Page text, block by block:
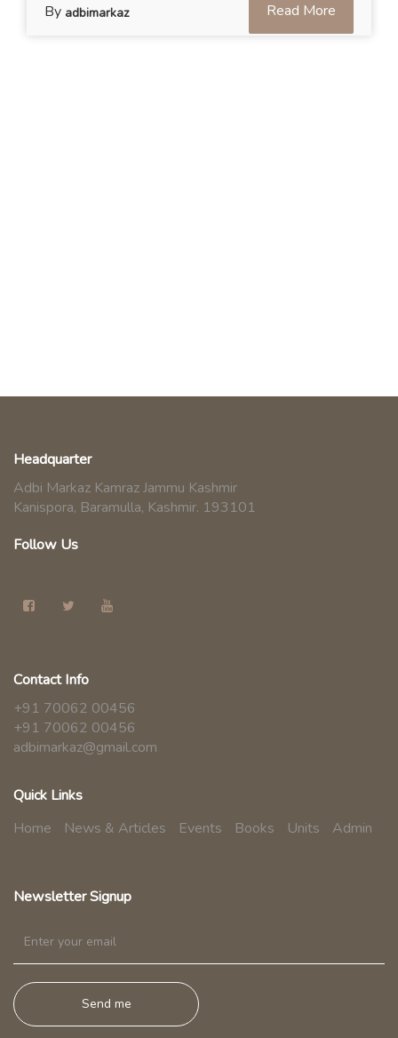
By adbimarkaz Read More
Headquarter
Adbi Markaz Kamraz Jammu Kashmir
Kanispora, Baramulla, Kashmir. 193101
Follow Us
Contact Info
+91 70062 00456
+91 70062 00456
adbimarkaz@gmail.com
Quick Links
Home
News & Articles Events Books Units Admin
Newsletter Signup